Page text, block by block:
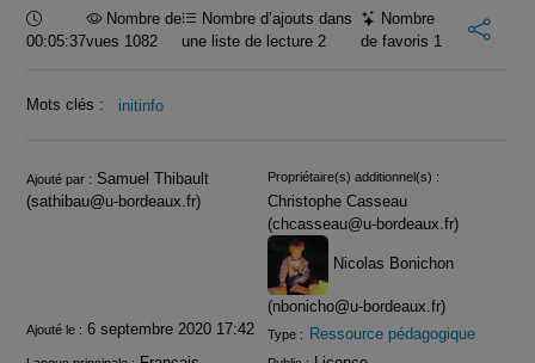
Durée :
00:05:37
Nombre de
vues 1082
Nombre d’ajouts dans
une liste de lecture2
Nombre
de favoris 1
Mots clés : initinfo
Infos
Ajouté par : Samuel Thibault
(sathibau@u-bordeaux.fr)
Propriétaire(s) additionnel(s) :
Christophe Casseau
(chcasseau@u-bordeaux.fr)
Nicolas Bonichon
(nbonicho@u-bordeaux.fr)
Ajouté le : 6 septembre 2020 17:42 Type : Ressource pédagogique